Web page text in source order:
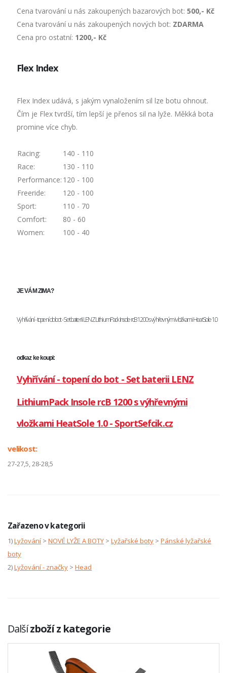
Cena tvarování u nás zakoupených bazarových bot: 500,- Kč
Cena tvarování u nás zakoupených nových bot: ZDARMA
Cena pro ostatní: 1200,- Kč
Flex Index
Flex Index udává, s jakým vynaložením sil lze botu ohnout.
Čím je Flex tvrdší, tím lepší je přenos sil na lyže. Měkká bota
promine více chyb.
Racing:
140 - 110
Race:
130 - 110
Performance: 120 - 100
Freeride:
120 - 100
Sport:
110 - 70
Comfort:
80 - 60
Women:
100 - 40
JE VÁM ZIMA?
Vyhřívání - topení do bot - Set baterii LENZ LithiumPack Insole rcB 1200 s výhřevnými vložkami HeatSole 1.0
odkaz ke koupi:
Vyhřívání - topení do bot - Set baterii LENZ
LithiumPack Insole rcB 1200 s výhřevnými
vložkami HeatSole 1.0 - SportSefcik.cz
velikost:
27-27,5, 28-28,5
Zařazeno v kategorii
1)Lyžování > NOVÉ LYŽE A BOTY > Lyžařské boty > Pánské lyžařské
boty
2)Lyžování - značky > Head
Dalšízboží z kategorie